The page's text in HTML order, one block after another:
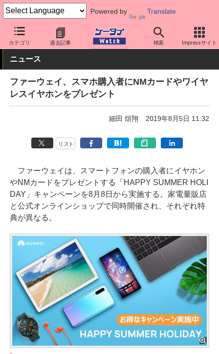
Powered by Translate
カテゴリ 過去記事 検索 Impressサイト
ケータイ Watch 格安スマホ/格安SIM 格安スマホ/SIMフリースマ
ニュース
ファーウェイ、スマホ購入者にNMカードやワイヤ
レスイヤホンをプレゼント
細田 頌翔 2019年8月5日 11:32
リスト
ファーウェイは、スマートフォンの購入者にイヤホン
やNMカードをプレゼントする「HAPPY SUMMER HOLI
DAY」キャンペーンを8月8日から実施する。家電量販店
と公式オンラインショップで同時開催され、それぞれ特
典が異なる。